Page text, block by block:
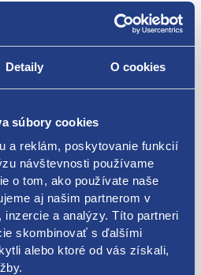
Detaily O cookies
súbory cookies
a reklám, poskytovanie funkcií
návštevnosti používame
o tom, ako používate naše
aj našim partnerom v
a analýzy. Títo partneri
skombinovať s ďalšími
alebo ktoré od vás získali,
prísady:
na skle.
hmyzu a iné nečistoty.
s materiálmi:
sklo.
litrami umývacej kvapaliny